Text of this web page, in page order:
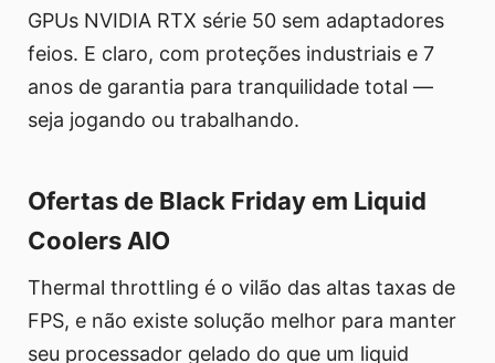
GPUs NVIDIA RTX série 50 sem adaptadores
feios. E claro, com proteções industriais e 7
anos de garantia para tranquilidade total —
seja jogando ou trabalhando.
Ofertas de Black Friday em Liquid
Coolers AIO
Thermal throttling é o vilão das altas taxas de
FPS, e não existe solução melhor para manter
seu processador gelado do que um liquid